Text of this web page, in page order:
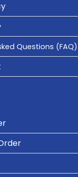
Questions (FAQ)